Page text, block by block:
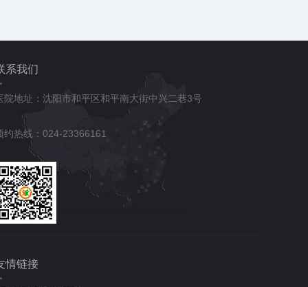
系我们
院地址：沈阳市和平区和平南大街中兴二巷3号
约热线：024-23366161
情链接